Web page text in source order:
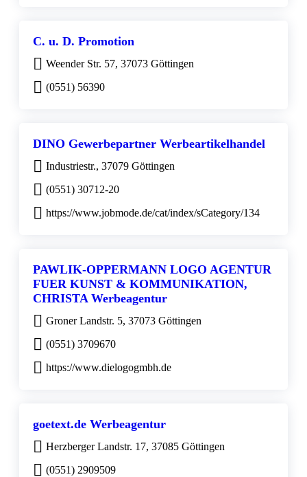
C. u. D. Promotion
Weender Str. 57, 37073 Göttingen
(0551) 56390
DINO Gewerbepartner Werbeartikelhandel
Industriestr., 37079 Göttingen
(0551) 30712-20
https://www.jobmode.de/cat/index/sCategory/134
PAWLIK-OPPERMANN LOGO AGENTUR
FUER KUNST & KOMMUNIKATION,
CHRISTA Werbeagentur
Groner Landstr. 5, 37073 Göttingen
(0551) 3709670
https://www.dielogogmbh.de
goetext.de Werbeagentur
Herzberger Landstr. 17, 37085 Göttingen
(0551) 2909509